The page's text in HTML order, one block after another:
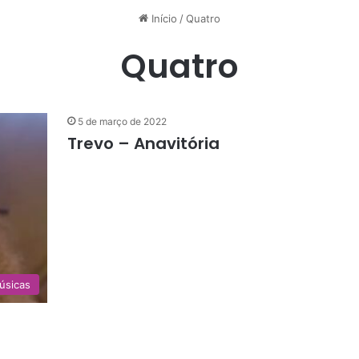
Início /Quatro
Quatro
5 de março de 2022
Trevo – Anavitória